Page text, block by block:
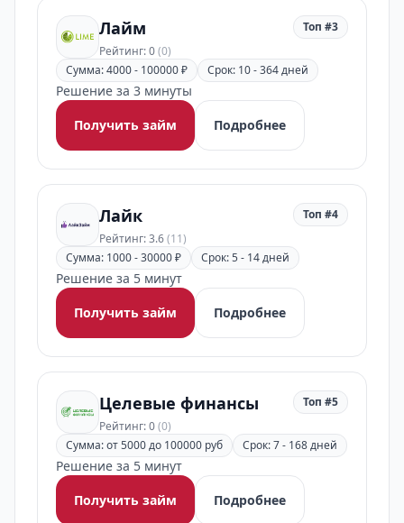
Лайм
Рейтинг: 0(0)
Топ #3
Сумма: 4000 - 100000 ₽ Срок: 10 - 364 дней
Решение за 3 минуты
Получить займ
Подробнее
Лайк
Рейтинг: 3.6(11)
Топ #4
Сумма: 1000 - 30000 ₽ Срок: 5 - 14 дней
Решение за 5 минут
Получить займ
Подробнее
Целевые финансы
Рейтинг: 0(0)
Топ #5
Сумма: от 5000 до 100000 руб Срок: 7 - 168 дней
Решение за 5 минут
Получить займ
Подробнее